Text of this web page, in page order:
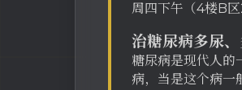
周四下午（4楼B
治糖尿病多尿、
糖尿病是现代人的
病，当是这个病一